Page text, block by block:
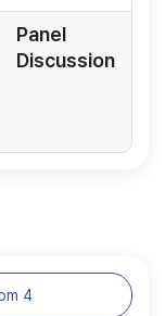
Panel
Discussion
4